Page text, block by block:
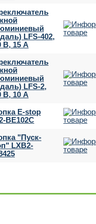
LFS-402,
В, 15 А
LFS-2,
В, 10 А
E-stop
BE102C
"Пуск-
LXB2-